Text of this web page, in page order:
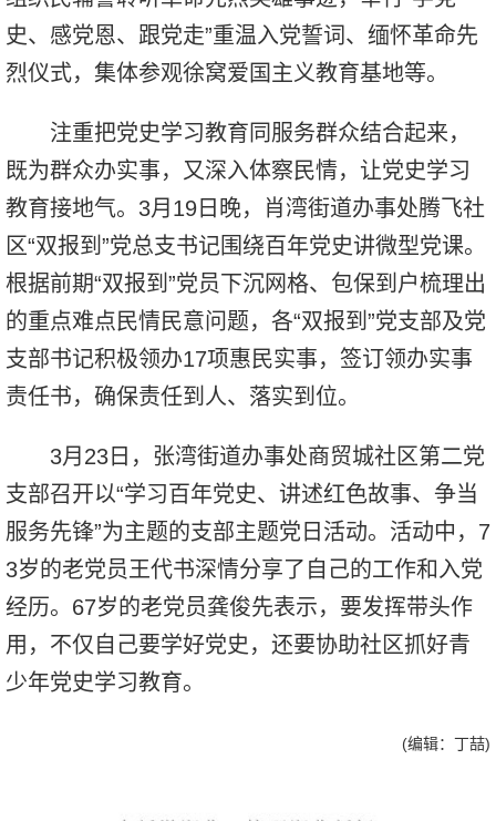
史、感党恩、跟党走”重温入党誓词、缅怀革命先
烈仪式，集体参观徐窝爱国主义教育基地等。
注重把党史学习教育同服务群众结合起来，
既为群众办实事，又深入体察民情，让党史学习
教育接地气。3月19日晚，肖湾街道办事处腾飞社
区“双报到”党总支书记围绕百年党史讲微型党课。
根据前期“双报到”党员下沉网格、包保到户梳理出
的重点难点民情民意问题，各“双报到”党支部及党
支部书记积极领办17项惠民实事，签订领办实事
责任书，确保责任到人、落实到位。
3月23日，张湾街道办事处商贸城社区第二党
支部召开以“学习百年党史、讲述红色故事、争当
服务先锋”为主题的支部主题党日活动。活动中，7
3岁的老党员王代书深情分享了自己的工作和入党
经历。67岁的老党员龚俊先表示，要发挥带头作
用，不仅自己要学好党史，还要协助社区抓好青
少年党史学习教育。
(编辑：丁喆)